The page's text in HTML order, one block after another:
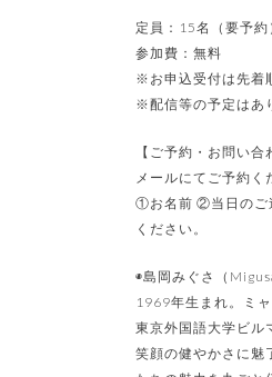
定員：15名（要予約
参加費：無料
※お申込受付は先着
※配信等の予定はあ
【ご予約・お問い合
メールにてご予約く
①お名前 ②当日のご
ください。
◉島岡みぐさ（
1969年生まれ。ミ
東京外国語大学ビル
笑顔の健やかさに魅